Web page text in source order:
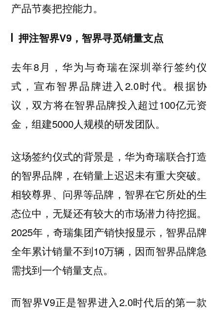
产品节奏把控能力。
押注智界V9，智界寻觅销量支点
去年8月，华为与奇瑞在深圳举行签约仪
式，宣布智界品牌进入2.0时代。根据协
议，双方将在智界品牌投入超过100亿元资
金，组建5000人规模的研发团队。
这场签约仪式的背景是，华为奇瑞联合打造
的智界品牌，在销量上迟迟未有重大突破。
相较尊界、问界等品牌，智界在它所处的生
态位中，无疑还有较大的市场潜力待挖掘。
2025年，奇瑞集团产销快报显示，智界品牌
全年累计销量不到10万辆，因而智界品牌急
需找到一个销量支点。
而智界V9正是智界进入2.0时代后的第一款